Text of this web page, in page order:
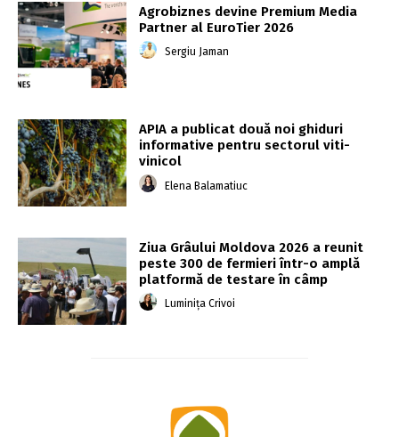
Agrobiznes devine Premium Media
Partner al EuroTier 2026
Sergiu Jaman
APIA a publicat două noi ghiduri
informative pentru sectorul viti-
vinicol
Elena Balamatiuc
Ziua Grâului Moldova 2026 a reunit
peste 300 de fermieri într-o amplă
platformă de testare în câmp
Luminița Crivoi